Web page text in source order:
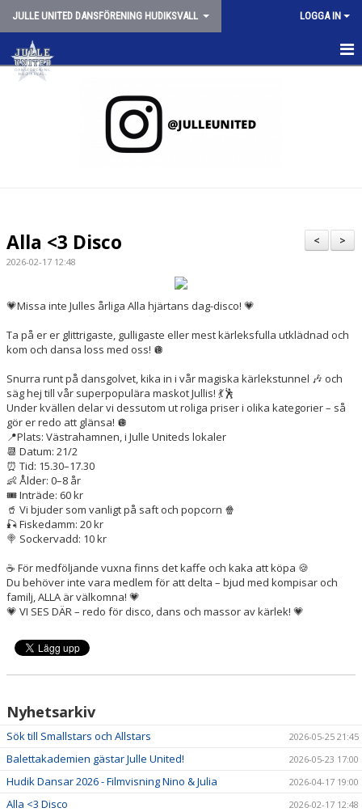
JULLE UNITED DANSFÖRENING HUDIKSVALL LOGGA IN
HEM
SPONSORER
STYRELSEN
VT2026
>
<
Alla <3 Disco
2026-02-17 12:48
💗Missa inte Julles årliga Alla hjärtans dag-disco! 💗
Ta på er er glittrigaste, gulligaste eller mest kärleksfulla utklädnad och
kom och dansa loss med oss! 🪩
Snurra runt på dansgolvet, kika in i vår magiska kärlekstunnel 🎶 och
säg hej till vår superpopulära maskot Jullis! 💃🕺
Under kvällen delar vi dessutom ut roliga priser i olika kategorier – så
gör er redo att glänsa! 🪩
📍Plats: Västrahamnen, i Julle Uniteds lokaler
📆 Datum: 21/2
⏰ Tid: 15.30–17.30
👶Ålder: 0–8 år
🎟️Inträde: 60 kr
🥤 Vi bjuder som vanligt på saft och popcorn 🍿
🎣 Fiskedamm: 20 kr
🍭 Sockervadd: 10 kr
☕️ För medföljande vuxna finns det kaffe och kaka att köpa 🍪
Du behöver inte vara medlem för att delta – bjud med kompisar och
familj, ALLA är välkomna! 💗
💗 VI SES DÄR – redo för disco, dans och massor av kärlek! 💗
Nyhetsarkiv
Sök till Smallstars och Allstars 2026-05-25 21:45
Balettakademien gästar Julle United! 2026-05-23 17:00
Hudik Dansar 2026 - Filmvisning Nino & Julia 2026-04-17 19:00
Alla <3 Disco 2026-02-17 12:48